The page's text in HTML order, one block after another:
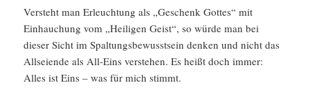
Versteht man Erleuchtung als „Geschenk Gottes“ mit
Einhauchung vom „Heiligen Geist“, so würde man bei
dieser Sicht im Spaltungsbewusstsein denken und nicht das
Allseiende als All-Eins verstehen. Es heißt doch immer:
Alles ist Eins – was für mich stimmt.